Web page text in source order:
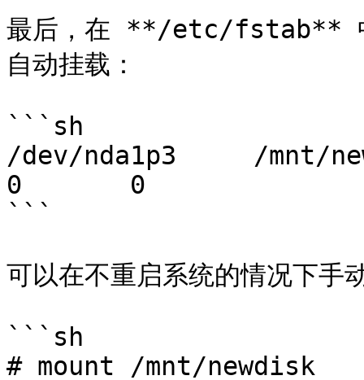
最后，在 **/etc/fstab** 中
自动挂载：
```sh
/dev/nda1p3     /mnt/
0       0
```
可以在不重启系统的情况下手
```sh
# mount /mnt/newdisk